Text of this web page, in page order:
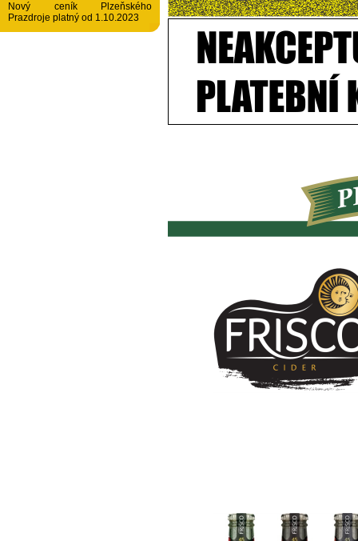
Nový ceník Plzeňského
Prazdroje platný od 1.10.2023